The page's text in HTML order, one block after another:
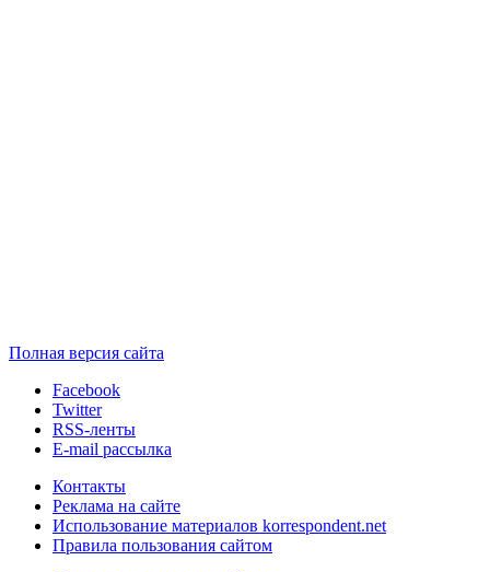
Полная версия сайта
Facebook
Twitter
RSS-ленты
E-mail рассылка
Контакты
Реклама на сайте
Использование материалов korrespondent.net
Правила пользования сайтом